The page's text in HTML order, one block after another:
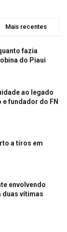
Mais recentes
fazia
do Piaui
ao legado
fundador do FN
a tiros em
envolvendo
duas vítimas